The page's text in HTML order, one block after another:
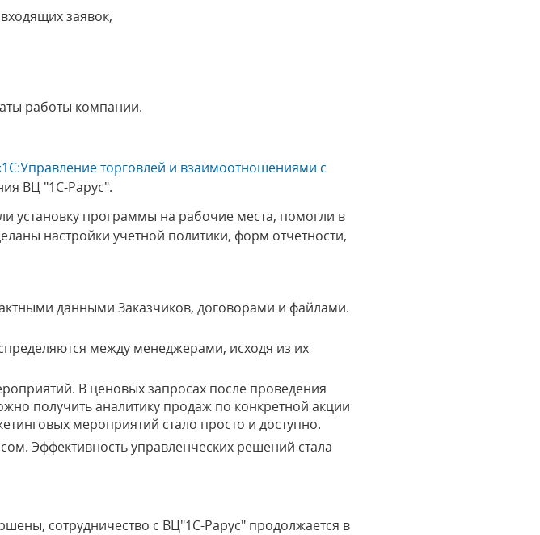
заявок,
работы компании.
торговлей и взаимоотношениями с
ВЦ "1С-Рарус".
установку программы на рабочие места, помогли в
настройки учетной политики, форм отчетности,
данными Заказчиков, договорами и файлами.
между менеджерами, исходя из их
В ценовых запросах после проведения
получить аналитику продаж по конкретной акции
мероприятий стало просто и доступно.
Эффективность управленческих решений стала
сотрудничество с ВЦ"1С-Рарус" продолжается в